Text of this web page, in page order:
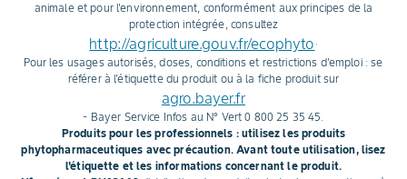
de recherche et
d’expérimentation.
ces trois critères
essentiels dans
variétés afin de
apport en énergie
animale et pour l'environnement, conformément aux principes de la
protection intégrée, consultez
http://agriculture.gouv.fr/ecophyto .
Pour les usages autorisés, doses, conditions et restrictions d'emploi : se
référer à l'étiquette du produit ou à la fiche produit sur
agro.bayer.fr
- Bayer Service Infos au N° Vert 0 800 25 35 45.
Produits pour les professionnels : utilisez les produits
phytopharmaceutiques avec précaution. Avant toute utilisation, lisez
l'étiquette et les informations concernant le produit.